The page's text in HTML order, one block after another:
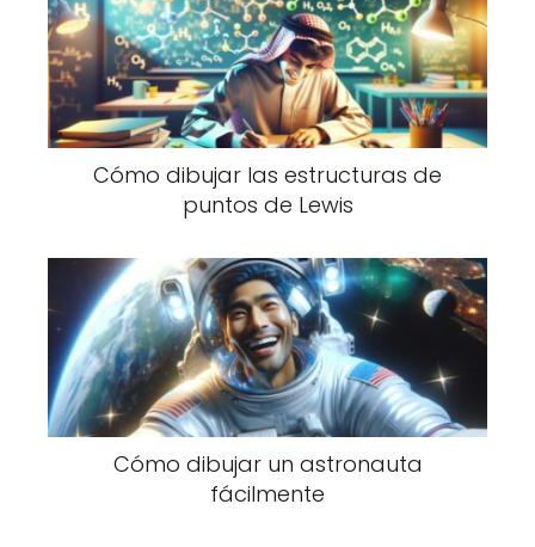
Cómo dibujar las estructuras de
puntos de Lewis
Cómo dibujar un astronauta
fácilmente